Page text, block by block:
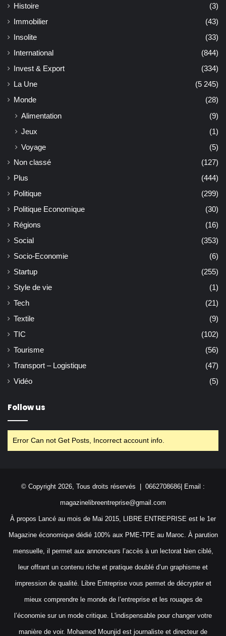
Histoire
(3)
Immobilier
(43)
Insolite
(33)
International
(844)
Invest & Export
(334)
La Une
(5 245)
Monde
(28)
Alimentation
(9)
Jeux
(1)
Voyage
(5)
Non classé
(127)
Plus
(444)
Politique
(299)
Politique Economique
(30)
Régions
(16)
Social
(353)
Socio-Economie
(6)
Startup
(255)
Style de vie
(1)
Tech
(21)
Textile
(9)
TIC
(102)
Tourisme
(56)
Transport – Logistique
(47)
Vidéo
(5)
Follow us
Error Can not Get Posts, Incorrect account info.
© Copyright 2026, Tous droits réservés | 0662708686| Email :
magazinelibreentreprise@gmail.com
À propos Lancé au mois de Mai 2015, LIBRE ENTREPRISE est le 1er
Magazine économique dédié 100% aux PME-TPE au Maroc. À parution
mensuelle, il permet aux annonceurs l’accès à un lectorat bien ciblé,
leur offrant un contenu riche et pratique doublé d’un graphisme et
impression de qualité. Libre Entreprise vous permet de décrypter et
mieux comprendre le monde de l’entreprise et les rouages de
l’économie sur un mode critique. L'indispensable pour changer votre
manière de voir. Mohamed Mounjid est journaliste et directeur de